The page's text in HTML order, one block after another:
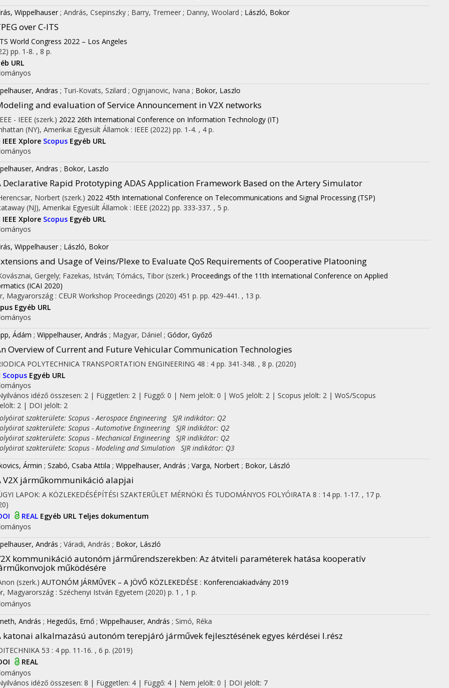
Wippelhauser ; András, Csepinszky ; Barry, Tremeer ; Danny, Woolard ; László, Bokor
over C-ITS
World Congress 2022 – Los Angeles
pp. 1-8. , 8 p.
URL
Andras ; Turi-Kovats, Szilard ; Ognjanovic, Ivana ; Bokor, Laszlo
and evaluation of Service Announcement in V2X networks
- IEEE (szerk.) 2022 26th International Conference on Information Technology (IT)
(NY), Amerikai Egyesült Államok : IEEE (2022) pp. 1-4. , 4 p.
IEEE Xplore Scopus Egyéb URL
Andras ; Bokor, Laszlo
Declarative Rapid Prototyping ADAS Application Framework Based on the Artery Simulator
Norbert (szerk.) 2022 45th International Conference on Telecommunications and Signal Processing (TSP)
(NJ), Amerikai Egyesült Államok : IEEE (2022) pp. 333-337. , 5 p.
IEEE Xplore Scopus Egyéb URL
Wippelhauser ; László, Bokor
and Usage of Veins/Plexe to Evaluate QoS Requirements of Cooperative Platooning
Gergely; Fazekas, István; Tómács, Tibor (szerk.) Proceedings of the 11th International Conference on Applied
(ICAI 2020)
Magyarország : CEUR Workshop Proceedings (2020) 451 p. pp. 429-441. , 13 p.
Egyéb URL
Ádám ; Wippelhauser, András ; Magyar, Dániel ; Gódor, Győző
Overview of Current and Future Vehicular Communication Technologies
POLYTECHNICA TRANSPORTATION ENGINEERING 48 : 4 pp. 341-348. , 8 p. (2020)
Scopus Egyéb URL
idéző összesen: 2 | Független: 2 | Függő: 0 | Nem jelölt: 0 | WoS jelölt: 2 | Scopus jelölt: 2 | WoS/Scopus
2 | DOI jelölt: 2
szakterülete: Scopus - Aerospace Engineering SJR indikátor: Q2
szakterülete: Scopus - Automotive Engineering SJR indikátor: Q2
szakterülete: Scopus - Mechanical Engineering SJR indikátor: Q2
szakterülete: Scopus - Modeling and Simulation SJR indikátor: Q3
Ármin ; Szabó, Csaba Attila ; Wippelhauser, András ; Varga, Norbert ; Bokor, László
V2X járműkommunikáció alapjai
LAPOK: A KÖZLEKEDÉSÉPÍTÉSI SZAKTERŰLET MÉRNÖKI ÉS TUDOMÁNYOS FOLYÓIRATA 8 : 14 pp. 1-17. , 17 p.
REAL Egyéb URL Teljes dokumentum
András ; Váradi, András ; Bokor, László
kommunikáció autonóm járműrendszerekben: Az átviteli paraméterek hatása kooperatív
működésére
(szerk.) AUTONÓM JÁRMŰVEK – A JÖVŐ KÖZLEKEDÉSE : Konferenciakiadvány 2019
Magyarország : Széchenyi István Egyetem (2020) p. 1 , 1 p.
András ; Hegedűs, Ernő ; Wippelhauser, András ; Simó, Réka
katonai alkalmazású autonóm terepjáró járművek fejlesztésének egyes kérdései I.rész
53 : 4 pp. 11-16. , 6 p. (2019)
REAL
idéző összesen: 8 | Független: 4 | Függő: 4 | Nem jelölt: 0 | DOI jelölt: 7